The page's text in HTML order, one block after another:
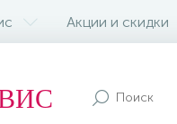
Акции и скидки